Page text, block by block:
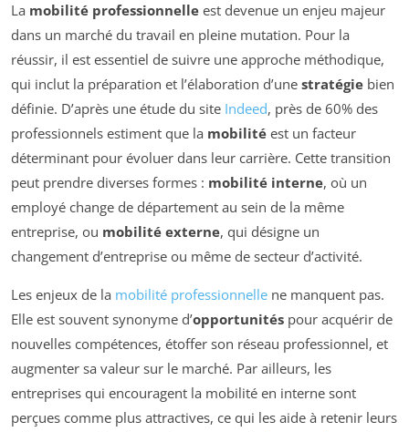
La mobilité professionnelle est devenue un enjeu majeur
dans un marché du travail en pleine mutation. Pour la
réussir, il est essentiel de suivre une approche méthodique,
qui inclut la préparation et l’élaboration d’une stratégie bien
définie. D’après une étude du site Indeed, près de 60% des
professionnels estiment que la mobilité est un facteur
déterminant pour évoluer dans leur carrière. Cette transition
peut prendre diverses formes : mobilité interne, où un
employé change de département au sein de la même
entreprise, ou mobilité externe, qui désigne un
changement d’entreprise ou même de secteur d’activité.
Les enjeux de la mobilité professionnelle ne manquent pas.
Elle est souvent synonyme d’opportunités pour acquérir de
nouvelles compétences, étoffer son réseau professionnel, et
augmenter sa valeur sur le marché. Par ailleurs, les
entreprises qui encouragent la mobilité en interne sont
perçues comme plus attractives, ce qui les aide à retenir leurs